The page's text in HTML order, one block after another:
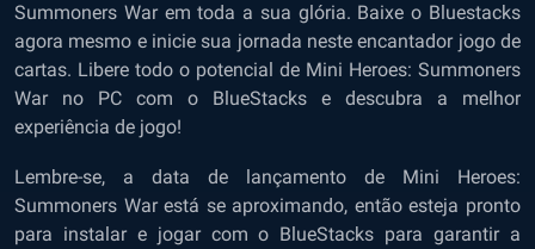
Summoners War em toda a sua glória. Baixe o Bluestacks
agora mesmo e inicie sua jornada neste encantador jogo de
cartas. Libere todo o potencial de Mini Heroes: Summoners
War no PC com o BlueStacks e descubra a melhor
experiência de jogo!
Lembre-se, a data de lançamento de Mini Heroes:
Summoners War está se aproximando, então esteja pronto
para instalar e jogar com o BlueStacks para garantir a